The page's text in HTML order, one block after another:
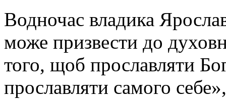
Водночас владика
може призвести до
того, щоб прославляти
прославляти самого